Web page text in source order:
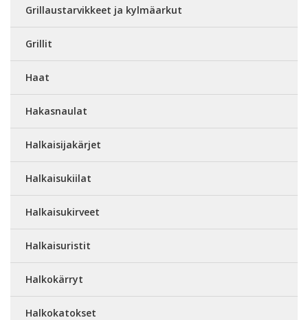
Grillaustarvikkeet ja kylmäarkut
Grillit
Haat
Hakasnaulat
Halkaisijakärjet
Halkaisukiilat
Halkaisukirveet
Halkaisuristit
Halkokärryt
Halkokatokset